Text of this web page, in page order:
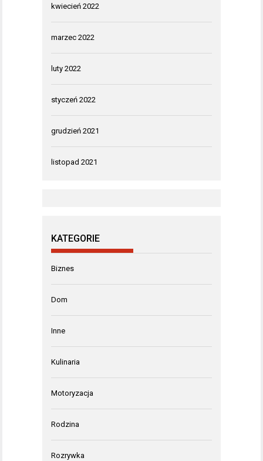
kwiecień 2022
marzec 2022
luty 2022
styczeń 2022
grudzień 2021
listopad 2021
KATEGORIE
Biznes
Dom
Inne
Kulinaria
Motoryzacja
Rodzina
Rozrywka